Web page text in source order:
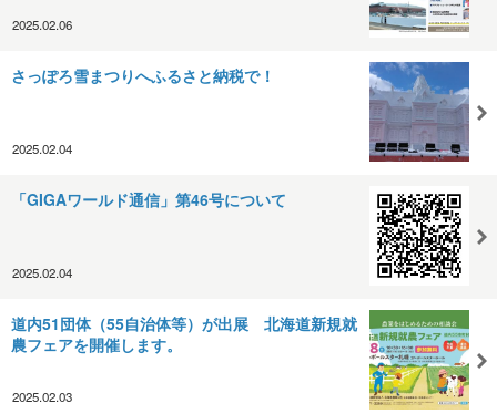
2025.02.06
さっぽろ雪まつりへふるさと納税で！
2025.02.04
「GIGAワールド通信」第46号について
2025.02.04
道内51団体（55自治体等）が出展 北海道新規就
農フェアを開催します。
2025.02.03